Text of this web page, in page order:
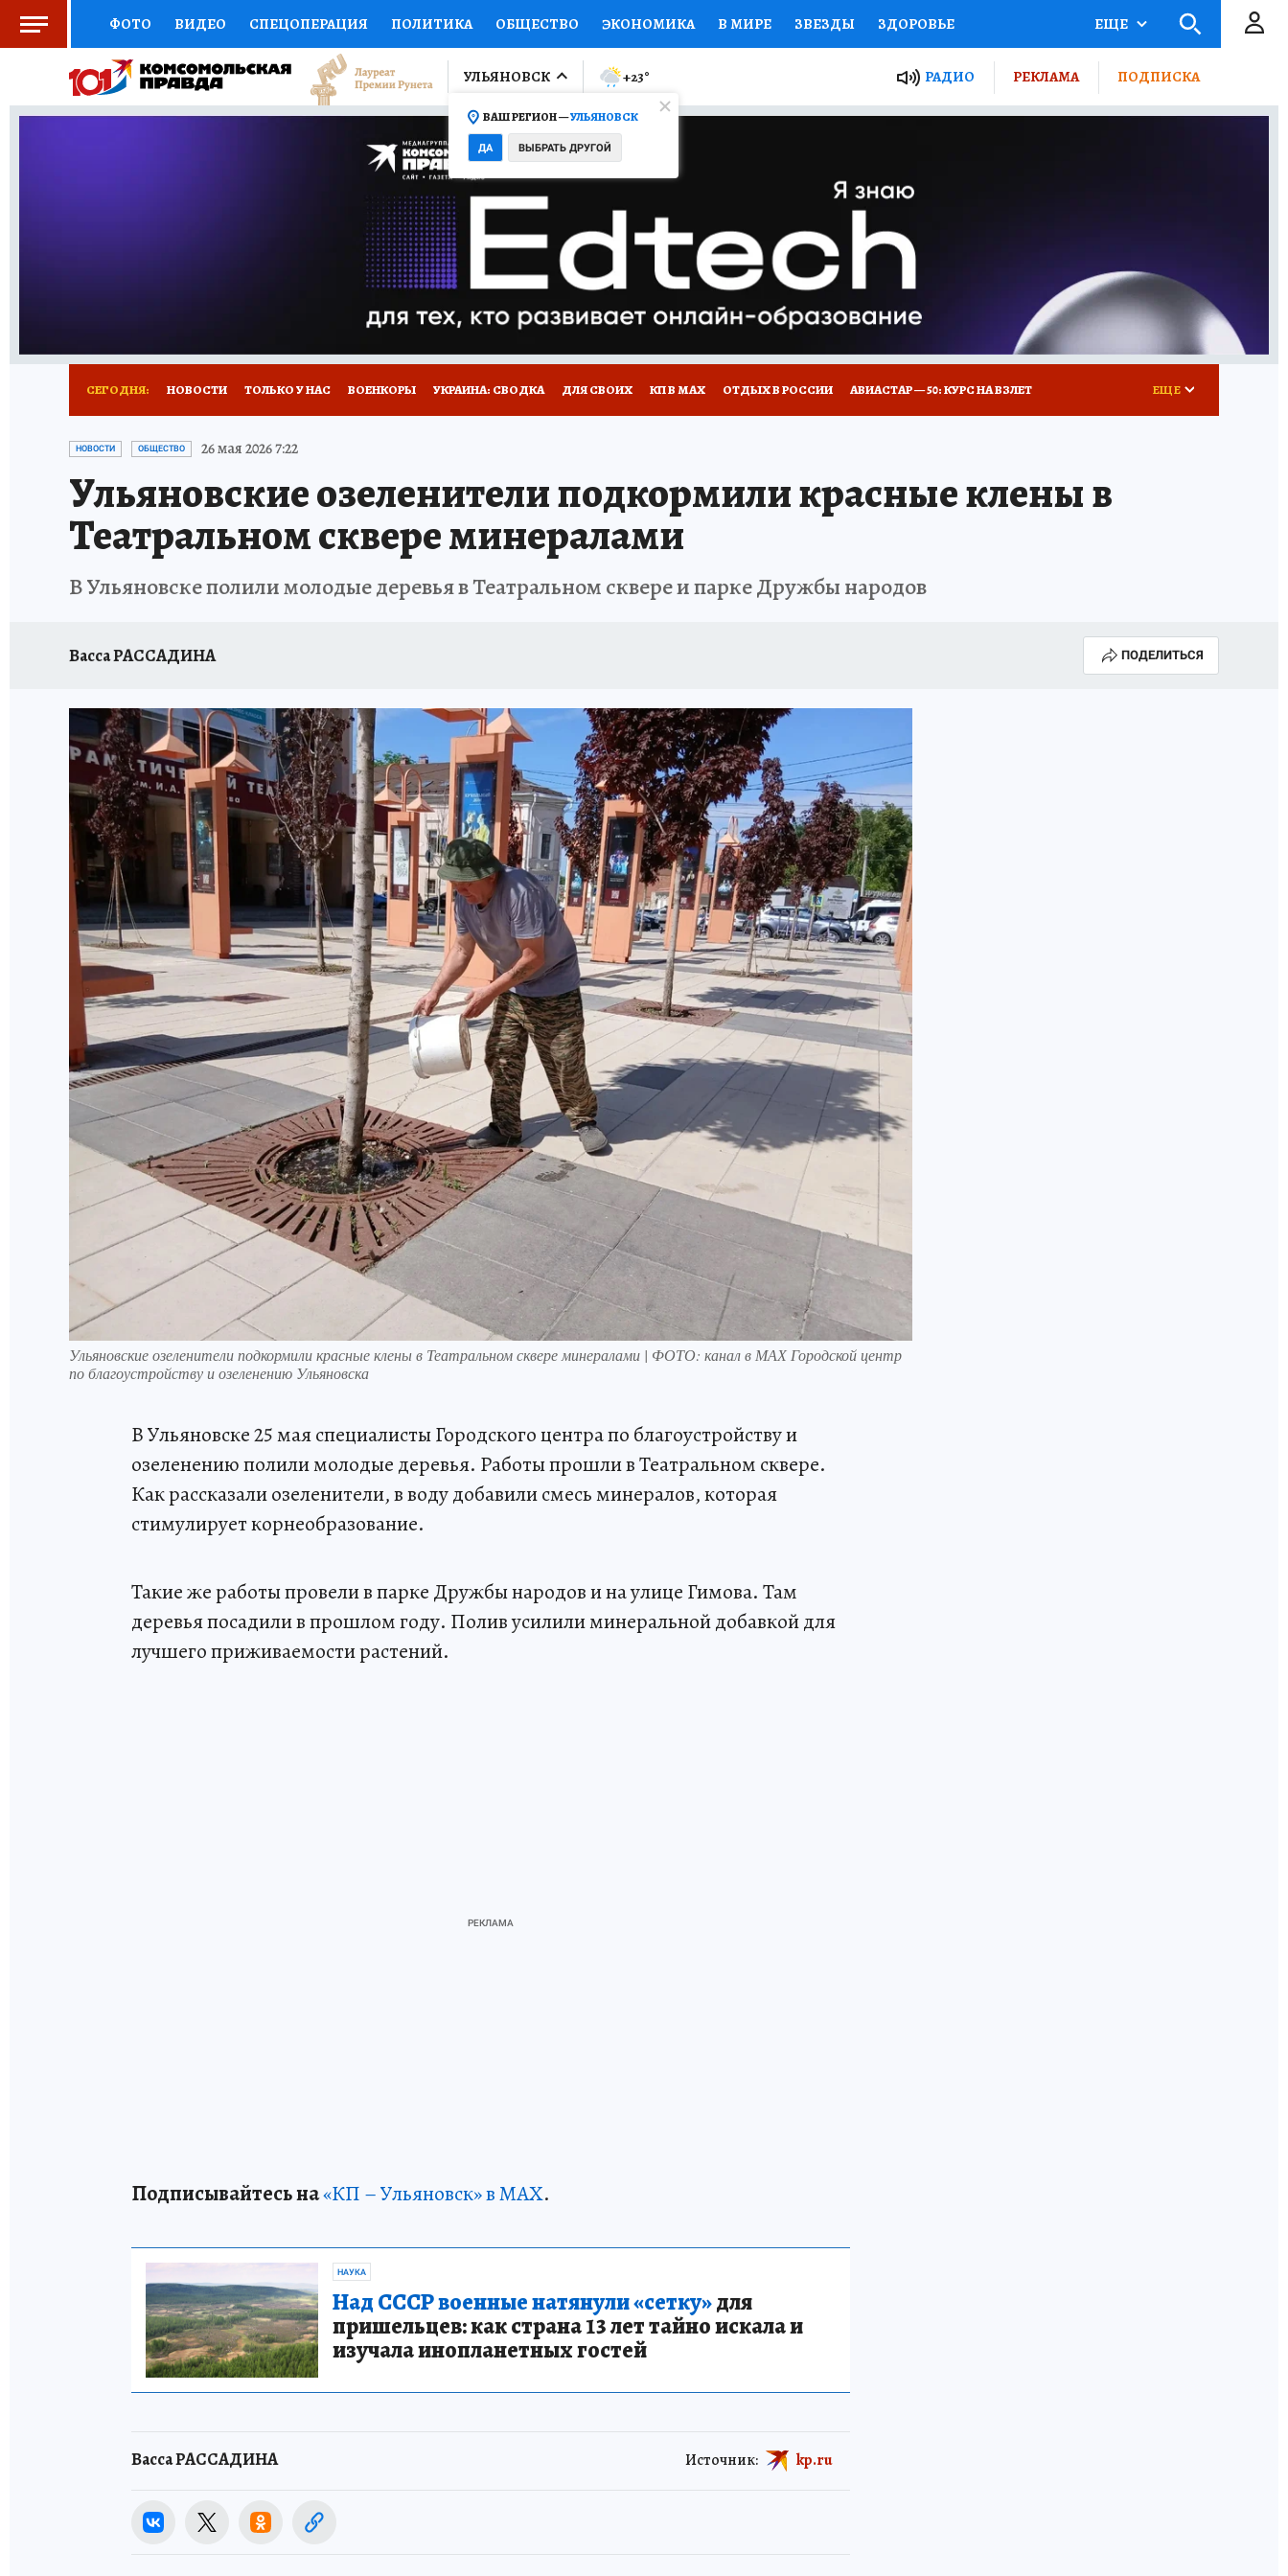
ФОТО ВИДЕО СПЕЦОПЕРАЦИЯ ПОЛИТИКА ОБЩЕСТВО ЭКОНОМИКА В МИРЕ ЗВЕЗДЫ ЗДОРОВЬЕ
СОЦПОДДЕРЖКА НАУКА СПОРТ КОЛУМНИСТЫ ПРОИСШЕСТВИЯ НАЦИОНАЛЬНЫЕ ПРОЕКТЫ РОССИИ
ВЫБОР ЭКСПЕРТОВ ДОКТОР ФИНАНСЫ ОТКРЫВАЕМ МИР Я ЗНАЮ СЕМЬЯ ЖЕНСКИЕ СЕКРЕТЫ ПУТЕВОДИТЕЛЬ
ПРОГНОЗЫ НА СПОРТ ПРОМОКОДЫ СЕРИАЛЫ
ТЕЛЕВИЗОР КОЛЛЕКЦИИ КОНКУРСЫ ГИД ПОТРЕБИТЕЛЯ
НОВОЕ НА САЙТЕ
ЕЩЕ
УЛЬЯНОВСК
ВАШ РЕГИОН —УЛЬЯНОВСК
ДА ВЫБРАТЬ ДРУГОЙ
+23° РАДИО РЕКЛАМА ПОДПИСКА
СЕГОДНЯ: НОВОСТИ ТОЛЬКО У НАС ВОЕНКОРЫ УКРАИНА: СВОДКА ДЛЯ СВОИХ КП В МАХ ОТДЫХ В РОССИИ АВИАСТАР — 50: КУРС НА ВЗЛЕТ
ЗАПОВЕДНАЯ РОССИЯ
ЕЩЕ
НОВОСТИ ОБЩЕСТВО 26 мая 2026 7:22
Ульяновские озеленители подкормили красные клены в
Театральном сквере минералами
В Ульяновске полили молодые деревья в Театральном сквере и парке Дружбы народов
Васса РАССАДИНА ПОДЕЛИТЬСЯ
Ульяновские озеленители подкормили красные клены в Театральном сквере минералами | ФОТО: канал в МАХ Городской центр
по благоустройству и озеленению Ульяновска
В Ульяновске 25 мая специалисты Городского центра по благоустройству и
озеленению полили молодые деревья. Работы прошли в Театральном сквере.
Как рассказали озеленители, в воду добавили смесь минералов, которая
стимулирует корнеобразование.
Такие же работы провели в парке Дружбы народов и на улице Гимова. Там
деревья посадили в прошлом году. Полив усилили минеральной добавкой для
лучшего приживаемости растений.
Подписывайтесь на«КП – Ульяновск» в MAX.
НАУКА
Над СССР военные натянули «сетку»для
пришельцев: как страна 13 лет тайно искала и
изучала инопланетных гостей
Васса РАССАДИНА Источник: kp.ru